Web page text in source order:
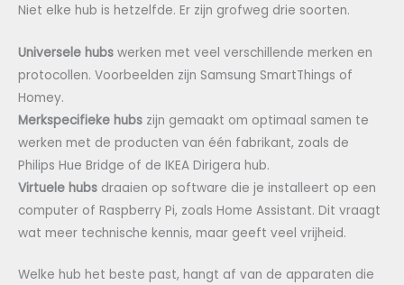
Niet elke hub is hetzelfde. Er zijn grofweg drie soorten.
Universele hubs werken met veel verschillende merken en
protocollen. Voorbeelden zijn Samsung SmartThings of
Homey.
Merkspecifieke hubs zijn gemaakt om optimaal samen te
werken met de producten van één fabrikant, zoals de
Philips Hue Bridge of de IKEA Dirigera hub.
Virtuele hubs draaien op software die je installeert op een
computer of Raspberry Pi, zoals Home Assistant. Dit vraagt
wat meer technische kennis, maar geeft veel vrijheid.
Welke hub het beste past, hangt af van de apparaten die